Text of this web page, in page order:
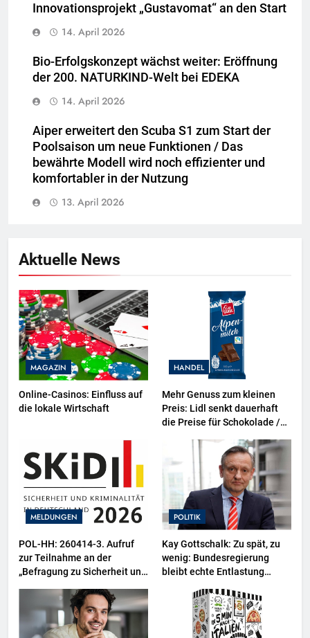
Innovationsprojekt „Gustavomat“ an den Start
14. April 2026
Bio-Erfolgskonzept wächst weiter: Eröffnung
der 200. NATURKIND-Welt bei EDEKA
14. April 2026
Aiper erweitert den Scuba S1 zum Start der
Poolsaison um neue Funktionen / Das
bewährte Modell wird noch effizienter und
komfortabler in der Nutzung
13. April 2026
Aktuelle News
MAGAZIN
Online-Casinos: Einfluss auf
die lokale Wirtschaft
HANDEL
Mehr Genuss zum kleinen
Preis: Lidl senkt dauerhaft
die Preise für Schokolade /
bis zu 13 Prozent günstiger
MELDUNGEN
POL-HH: 260414-3. Aufruf
zur Teilnahme an der
„Befragung zu Sicherheit und
(SKiD) 2026“
POLITIK
Kay Gottschalk: Zu spät, zu
wenig: Bundesregierung
bleibt echte Entlastung